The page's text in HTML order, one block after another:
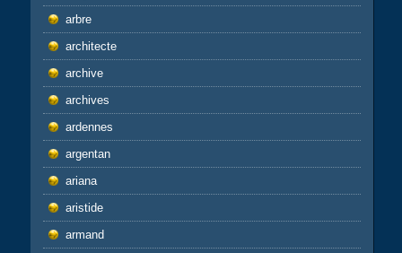
arbre
architecte
archive
archives
ardennes
argentan
ariana
aristide
armand